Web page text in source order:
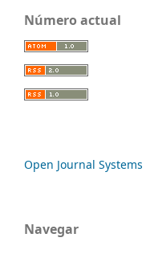
Número actual
Open Journal Systems
Navegar